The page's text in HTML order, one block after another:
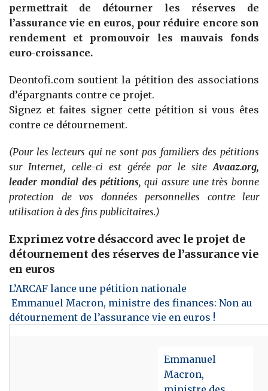
permettrait de détourner les réserves de
l’assurance vie en euros, pour réduire encore son
rendement et promouvoir les mauvais fonds
euro-croissance.
Deontofi.com soutient la pétition des associations
d’épargnants contre ce projet.
Signez et faites signer cette pétition si vous êtes
contre ce détournement.
(Pour les lecteurs qui ne sont pas familiers des pétitions
sur Internet, celle-ci est gérée par le siteAvaaz.org,
leader mondial des pétitions, qui assure une très bonne
protection de vos données personnelles contre leur
utilisation à des fins publicitaires.)
Exprimez votre désaccord avec le projet de
détournement des réserves de l’assurance vie
en euros
L’ARCAF lance une pétition nationale
Emmanuel Macron, ministre des finances: Non au
détournement de l’assurance vie en euros !
Emmanuel
Macron,